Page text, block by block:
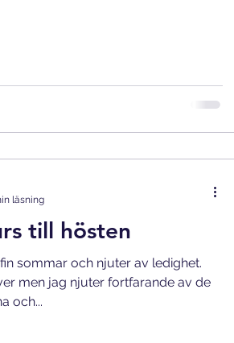
till hösten
sommar och njuter av ledighet.
men jag njuter fortfarande av de
och...
läsning